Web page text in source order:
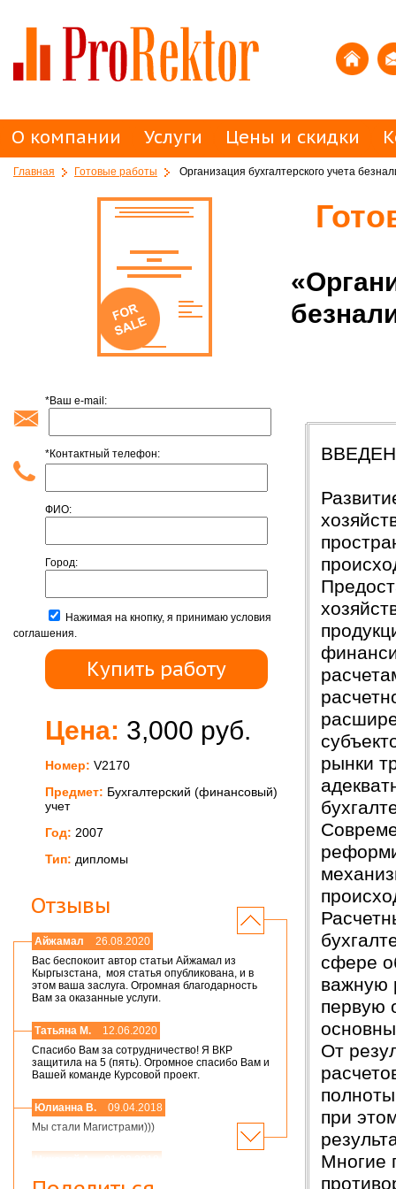
О компании Услуги Цены и скидки
Главная Готовые работы Организация бухгалтерского учета
*Ваш e-mail:
*Контактный телефон:
ФИО:
Город:
Нажимая на кнопку, я принимаю условия
соглашения.
Цена: 3,000 руб.
Номер: V2170
Предмет: Бухгалтерский (финансовый)
учет
Год: 2007
Тип: дипломы
Отзывы
Айжамал
26.08.2020
Вас беспокоит автор статьи Айжамал из
Кыргызстана, моя статья опубликована, и в
этом ваша заслуга. Огромная благодарность
Вам за оказанные услуги.
Татьяна М.
12.06.2020
Спасибо Вам за сотрудничество! Я ВКР
защитила на 5 (пять). Огромное спасибо Вам и
Вашей команде Курсовой проект.
Юлианна В.
09.04.2018
Мы стали Магистрами)))
Мария,добрый день! Спасибо большое.
рынки
сфере
важную
первую
От
при
Многие